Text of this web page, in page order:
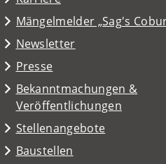
neuen
Tab)
Mängelmelder „Sag's
(Öffnet
in
neuen
Tab)
Newsletter
Presse
Bekanntmachungen &
Veröffentlichungen
Stellenangebote
Baustellen